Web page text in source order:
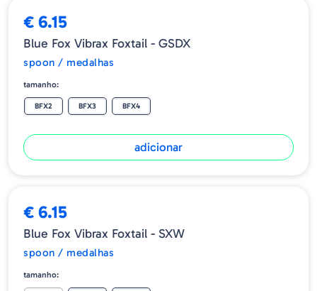
€ 6.15
Blue Fox Vibrax Foxtail - GSDX
spoon / medalhas
tamanho:
BFX2 BFX3 BFX4
adicionar
€ 6.15
Blue Fox Vibrax Foxtail - SXW
spoon / medalhas
tamanho: